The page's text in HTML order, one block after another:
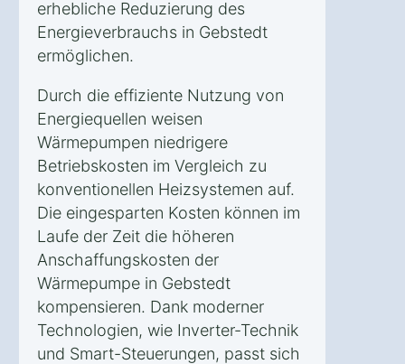
erhebliche Reduzierung des
Energieverbrauchs in Gebstedt
ermöglichen.
Durch die effiziente Nutzung von
Energiequellen weisen
Wärmepumpen niedrigere
Betriebskosten im Vergleich zu
konventionellen Heizsystemen auf.
Die eingesparten Kosten können im
Laufe der Zeit die höheren
Anschaffungskosten der
Wärmepumpe in Gebstedt
kompensieren. Dank moderner
Technologien, wie Inverter-Technik
und Smart-Steuerungen, passt sich